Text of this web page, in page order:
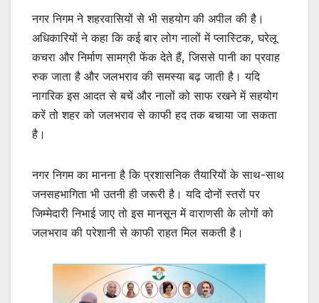
नगर निगम ने शहरवासियों से भी सहयोग की अपील की है।
अधिकारियों ने कहा कि कई बार लोग नालों में प्लास्टिक, घरेलू
कचरा और निर्माण सामग्री फेंक देते हैं, जिससे पानी का प्रवाह
रुक जाता है और जलभराव की समस्या बढ़ जाती है। यदि
नागरिक इस आदत से बचें और नालों को साफ रखने में सहयोग
करें तो शहर को जलभराव से काफी हद तक बचाया जा सकता
है।
नगर निगम का मानना है कि प्रशासनिक तैयारियों के साथ-साथ
जनसहभागिता भी उतनी ही जरूरी है। यदि दोनों स्तरों पर
जिम्मेदारी निभाई जाए तो इस मानसून में वाराणसी के लोगों को
जलभराव की परेशानी से काफी राहत मिल सकती है।